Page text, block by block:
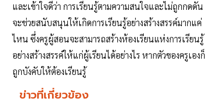
และเข้าใจดีว่า การเรียนรู้ตามความสนใจและไม่ถูกกดดัน
จะช่วยสนับสนุนให้เกิดการเรียนรู้อย่างสร้างสรรค์มากแค่
ไหน ซึ่งครูผู้สอนจะสามารถสร้างห้องเรียนแห่งการเรียนรู้
อย่างสร้างสรรค์ให้แก่ผู้เรียนได้อย่างไร หากตัวของครูเองก็
ถูกบังคับให้ต้องเรียนรู้
ข่าวที่เกี่ยวข้อง